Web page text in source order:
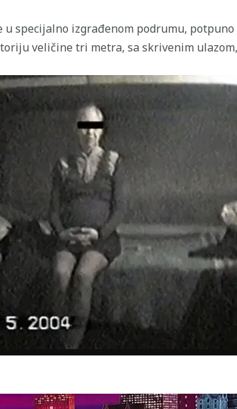
specijalno izgrađenom podrumu,
veličine tri metra, sa skrivenim